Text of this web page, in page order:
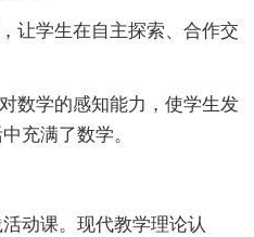
学生在自主探索、合作交
学的感知能力，使学生发
充满了数学。
动课。现代教学理论认